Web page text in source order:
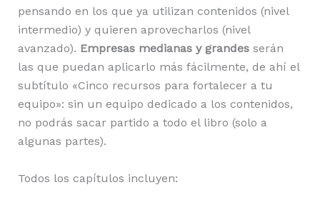
pensando en los que ya utilizan contenidos (nivel
intermedio) y quieren aprovecharlos (nivel
avanzado). Empresas medianas y grandesserán
las que puedan aplicarlo más fácilmente, de ahí el
subtítulo «Cinco recursos para fortalecer a tu
equipo»: sin un equipo dedicado a los contenidos,
no podrás sacar partido a todo el libro (solo a
algunas partes).
Todos los capítulos incluyen: